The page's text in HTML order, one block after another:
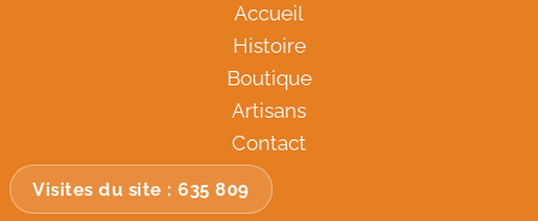
Accueil
Histoire
Boutique
Artisans
Contact
Visites du site : 635 809